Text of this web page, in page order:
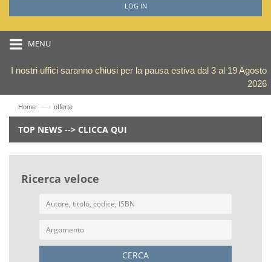
LOG IN
MENU
I nostri uffici saranno chiusi per la pausa estiva dal 3 al 19 Agosto
2026
Home —› offerte
TOP NEWS --> CLICCA QUI
Ricerca veloce
CERCA